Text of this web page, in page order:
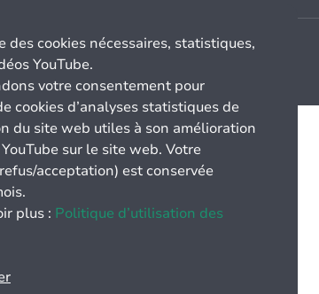
des cookies nécessaires, statistiques,
YouTube.
votre consentement pour
cookies d’analyses statistiques de
du site web utiles à son amélioration
sur le site web. Votre
acceptation) est conservée
plus : Politique d’utilisation des